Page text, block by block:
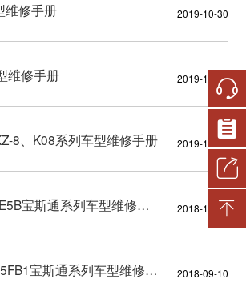
车辆认证信息数据
电控系统软、硬件版本识别
号
车辆电控系统重编程数据维
系列车型维修手册
维修手册 2019-10-30
维修手册 2019-10-30
8、K08系列车型维修手册 2019-10-30
HFF6859KC1E5B宝斯通系列车型维修手册 2018-11-14
HFF6700KDE5FB1宝斯通系列车型维修手册 2018-09-10